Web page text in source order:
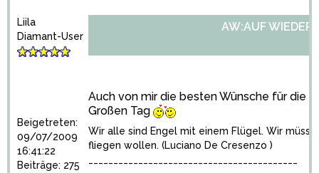
Liila
Diamant-User
Beigetreten:
09/07/2009
16:41:22
Beiträge: 275
AW:AUF
Auch von mir die besten Wünsche für die
Großen Tag
Wir alle sind Engel mit einem Flügel. Wir
fliegen wollen. (Luciano De Cresenzo )